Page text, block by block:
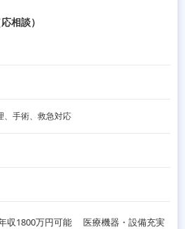
相談）
、手術、救急対応
収1800万円可能 医療機器・設備充実